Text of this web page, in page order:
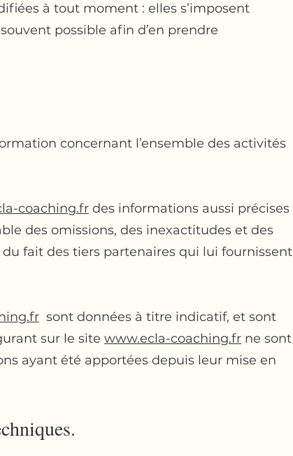
à tout moment : elles s’imposent
possible afin d’en prendre
concernant l’ensemble des activités
coaching.fr des informations aussi précises
des omissions, des inexactitudes et des
fait des tiers partenaires qui lui fournissent
sont données à titre indicatif, et sont
sur le site www.ecla-coaching.fr ne sont
ayant été apportées depuis leur mise en